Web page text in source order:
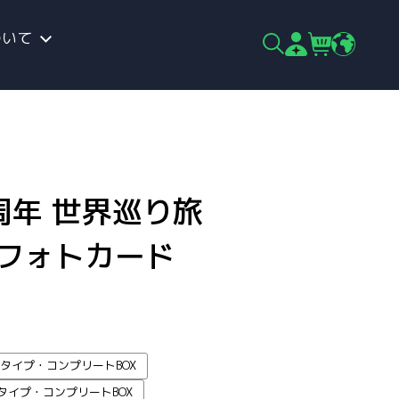
て
世界巡り旅
ォトカード
イプ・コンプリートBOX
イプ・コンプリートBOX